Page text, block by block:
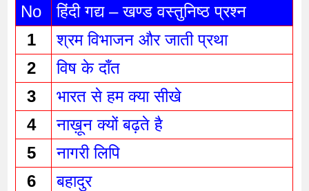
No
हिंदी गद्य – खण्ड वस्तुनिष्ठ प्रश्न
1
श्रम विभाजन और जाती प्रथा
2
विष के दाँत
3
भारत से हम क्या सीखे
4
नाख़ून क्यों बढ़ते है
5
नागरी लिपि
6
बहादुर